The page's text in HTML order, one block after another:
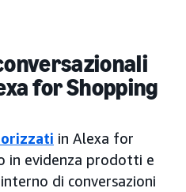
for Shopping
in Alexa for
in evidenza prodotti e
di conversazioni